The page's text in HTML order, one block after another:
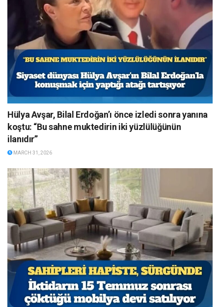
Hülya Avşar, Bilal Erdoğan’ı önce izledi sonra yanına
koştu: “Bu sahne muktedirin iki yüzlülüğünün
ilanıdır”
MARCH 31, 2026